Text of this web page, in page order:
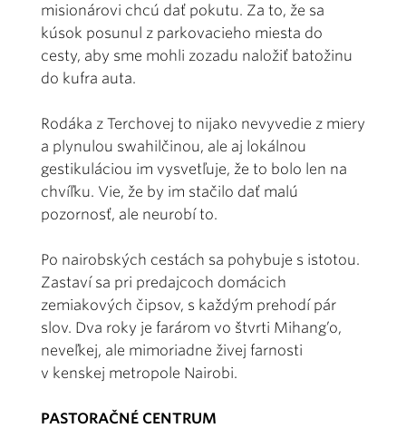
misionárovi chcú dať pokutu. Za to, že sa
kúsok posunul z parkovacieho miesta do
cesty, aby sme mohli zozadu naložiť batožinu
do kufra auta.
Rodáka z Terchovej to nijako nevyvedie z miery
a plynulou swahilčinou, ale aj lokálnou
gestikuláciou im vysvetľuje, že to bolo len na
chvíľku. Vie, že by im stačilo dať malú
pozornosť, ale neurobí to.
Po nairobských cestách sa pohybuje s istotou.
Zastaví sa pri predajcoch domácich
zemiakových čipsov, s každým prehodí pár
slov. Dva roky je farárom vo štvrti Mihang’o,
neveľkej, ale mimoriadne živej farnosti
v kenskej metropole Nairobi.
PASTORAČNÉ CENTRUM